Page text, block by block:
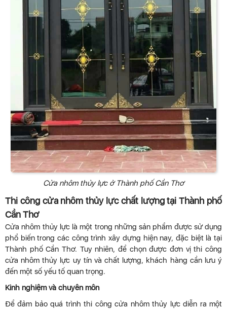
Cửa nhôm thủy lực ở Thành phố Cần Thơ
Thi công cửa nhôm thủy lực chất lượng tại Thành phố
Cần Thơ
Cửa nhôm thủy lực là một trong những sản phẩm được sử dụng
phổ biến trong các công trình xây dựng hiện nay, đặc biệt là tại
Thành phố Cần Thơ. Tuy nhiên, để chọn được đơn vị thi công
cửa nhôm thủy lực uy tín và chất lượng, khách hàng cần lưu ý
đến một số yếu tố quan trọng.
Kinh nghiệm và chuyên môn
Để đảm bảo quá trình thi công cửa nhôm thủy lực diễn ra một